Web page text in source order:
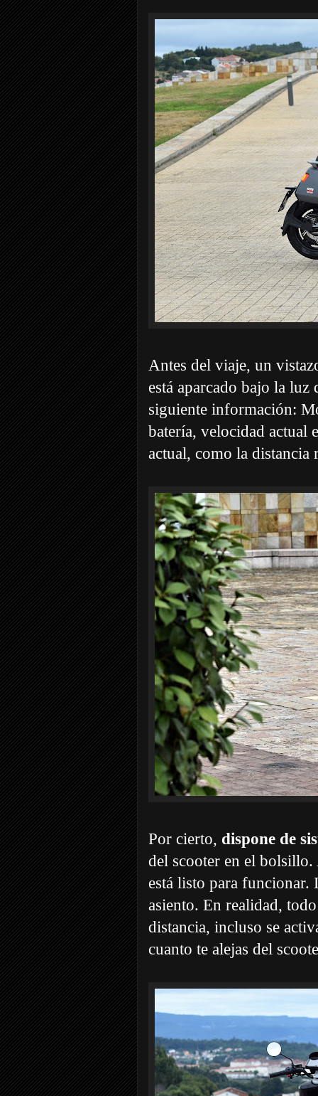
Antes del viaje, un
está aparcado bajo la
siguiente información:
batería, velocidad actual
actual, como la distancia
Por cierto, dispone de
del scooter en el
está listo para funcionar.
asiento. En realidad,
distancia, incluso se
cuanto te alejas del